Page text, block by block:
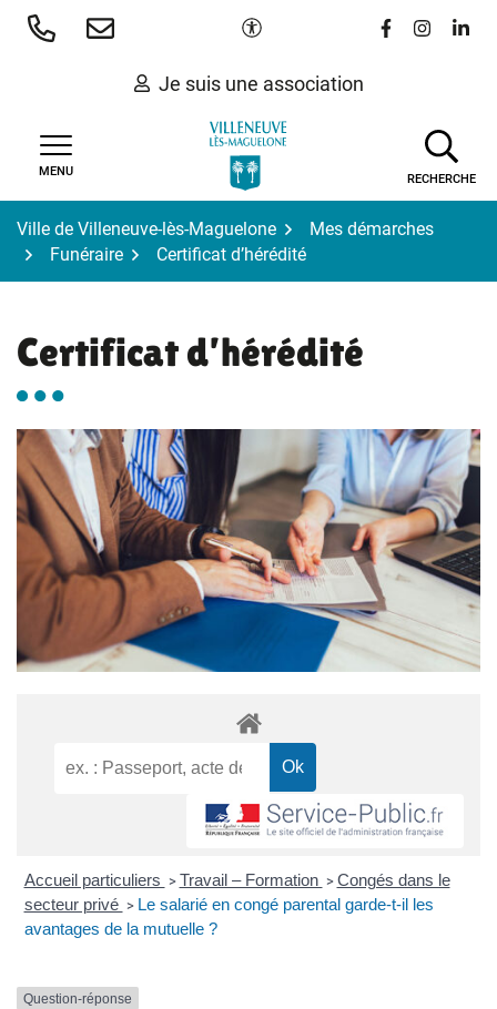
Aller
Paramètres d'accessibilité
Lien vers le
Lien vers
Lien
Je suis une association
MENU
RECHERCHE
Ville de Villeneuve-lès-Maguelone
Mes démarches
Funéraire
Certificat d’hérédité
Certificat d’hérédité
Accueil particuliers > Travail – Formation > Congés dans le
secteur privé > Le salarié en congé parental garde-t-il les
avantages de la mutuelle ?
Question-réponse